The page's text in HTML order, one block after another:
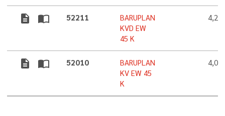
description import_contacts 52211
BARUPLAN
KVD EW
45 K
4,2
description import_contacts 52010
BARUPLAN
KV EW 45
K
4,0